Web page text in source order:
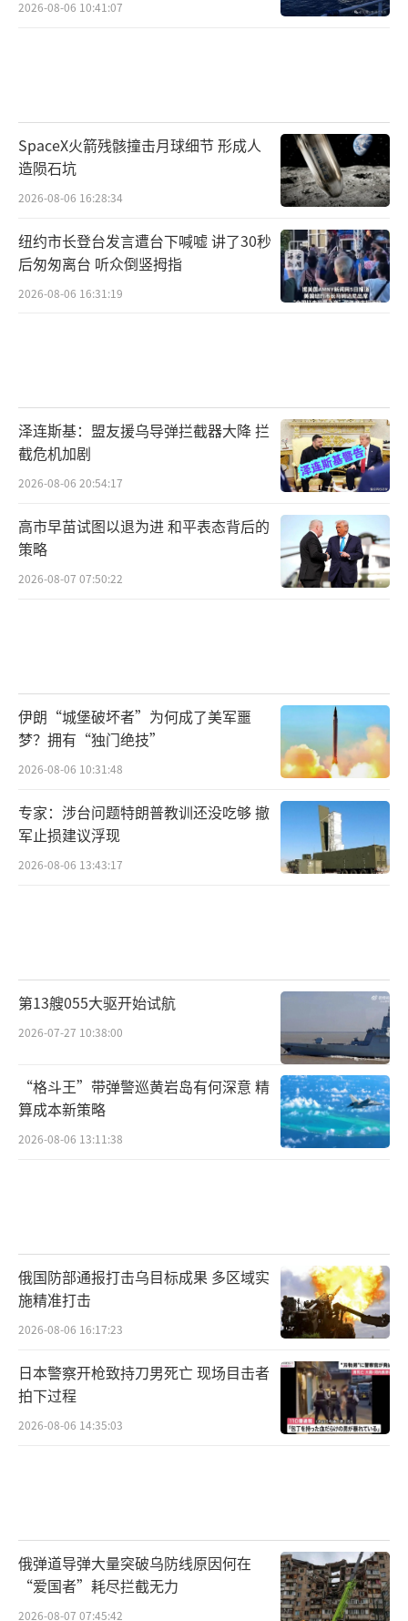
2026-08-06 10:41:07
SpaceX火箭残骸撞击月球细节 形成人
造陨石坑
2026-08-06 16:28:34
纽约市长登台发言遭台下喊嘘 讲了30秒
后匆匆离台 听众倒竖拇指
2026-08-06 16:31:19
泽连斯基：盟友援乌导弹拦截器大降 拦
截危机加剧
2026-08-06 20:54:17
高市早苗试图以退为进 和平表态背后的
策略
2026-08-07 07:50:22
伊朗“城堡破坏者”为何成了美军噩
梦？拥有“独门绝技”
2026-08-06 10:31:48
专家：涉台问题特朗普教训还没吃够 撤
军止损建议浮现
2026-08-06 13:43:17
第13艘055大驱开始试航
2026-07-27 10:38:00
“格斗王”带弹警巡黄岩岛有何深意 精
算成本新策略
2026-08-06 13:11:38
俄国防部通报打击乌目标成果 多区域实
施精准打击
2026-08-06 16:17:23
日本警察开枪致持刀男死亡 现场目击者
拍下过程
2026-08-06 14:35:03
俄弹道导弹大量突破乌防线原因何在
“爱国者”耗尽拦截无力
2026-08-07 07:45:42